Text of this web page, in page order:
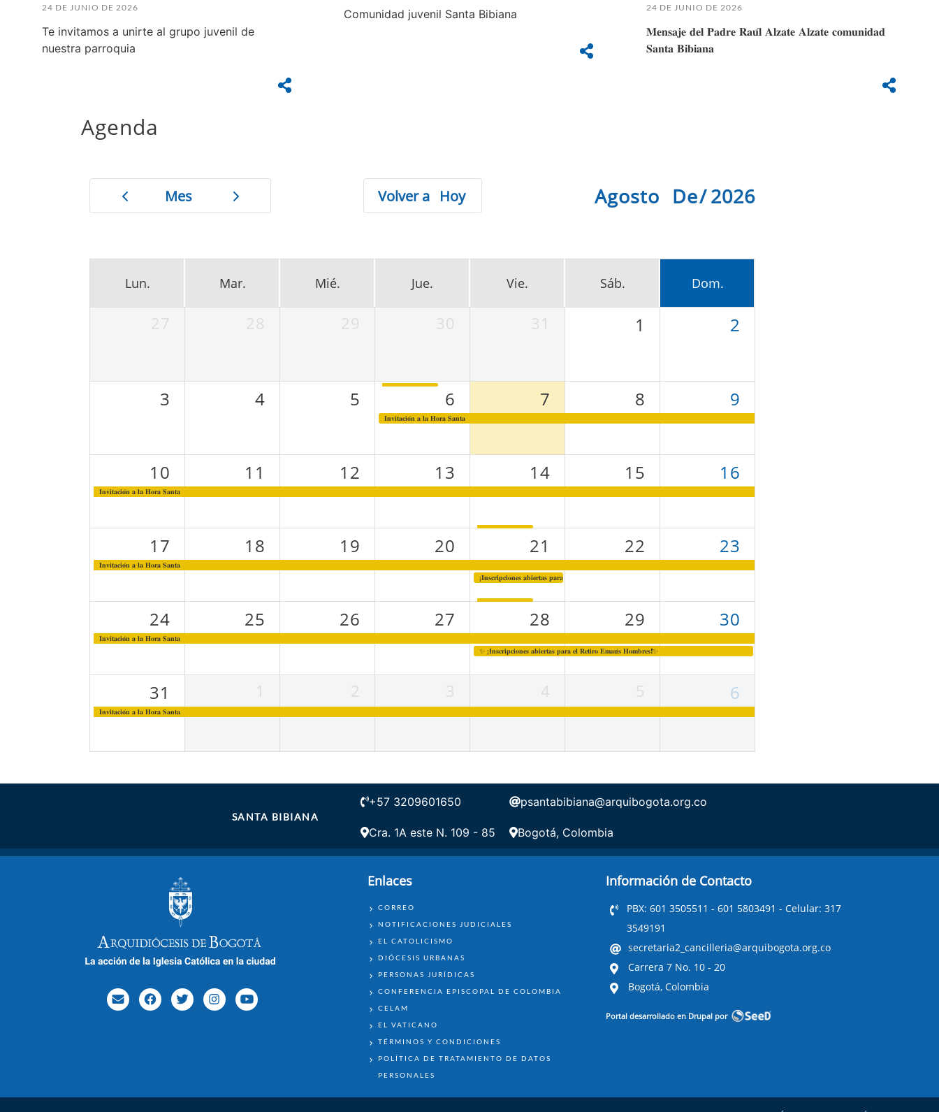
24 DE JUNIO DE 2026
Te invitamos a unirte al grupo juvenil de
nuestra parroquia
Comunidad juvenil Santa Bibiana 24 DE JUNIO DE 2026
𝐌𝐞𝐧𝐬𝐚𝐣𝐞 𝐝𝐞𝐥 𝐏𝐚𝐝𝐫𝐞 𝐑𝐚𝐮́𝐥 𝐀𝐥𝐳𝐚𝐭𝐞 𝐀𝐥𝐳𝐚𝐭𝐞 𝐜𝐨𝐦𝐮𝐧𝐢𝐝𝐚𝐝
𝐒𝐚𝐧𝐭𝐚 𝐁𝐢𝐛𝐢𝐚𝐧𝐚
Agenda
Hoy Agosto De 2026
Mes
Lun. Mar. Mié. Jue. Vie. Sáb. Dom.
27 28 29 30 31 1 2
3 4 5 6 7 8 9
𝐈𝐧𝐯𝐢𝐭𝐚𝐜𝐢𝐨́𝐧 𝐚 𝐥𝐚 𝐇𝐨𝐫𝐚 𝐒𝐚𝐧𝐭𝐚
10 11 12 13 14 15 16
𝐈𝐧𝐯𝐢𝐭𝐚𝐜𝐢𝐨́𝐧 𝐚 𝐥𝐚 𝐇𝐨𝐫𝐚 𝐒𝐚𝐧𝐭𝐚
17 18 19 20 21 22 23
𝐈𝐧𝐯𝐢𝐭𝐚𝐜𝐢𝐨́𝐧 𝐚 𝐥𝐚 𝐇𝐨𝐫𝐚 𝐒𝐚𝐧𝐭𝐚
¡𝐈𝐧𝐬𝐜𝐫𝐢𝐩𝐜𝐢𝐨𝐧𝐞𝐬 𝐚𝐛𝐢𝐞𝐫𝐭𝐚𝐬 𝐩𝐚𝐫𝐚 𝐄𝐦𝐚𝐮́𝐬 𝐌𝐮𝐣𝐞𝐫𝐞𝐬❗
24 25 26 27 28 29 30
𝐈𝐧𝐯𝐢𝐭𝐚𝐜𝐢𝐨́𝐧 𝐚 𝐥𝐚 𝐇𝐨𝐫𝐚 𝐒𝐚𝐧𝐭𝐚
✨ ¡𝐈𝐧𝐬𝐜𝐫𝐢𝐩𝐜𝐢𝐨𝐧𝐞𝐬 𝐚𝐛𝐢𝐞𝐫𝐭𝐚𝐬 𝐩𝐚𝐫𝐚 𝐞𝐥 𝐑𝐞𝐭𝐢𝐫𝐨 𝐄𝐦𝐚𝐮́𝐬 𝐇𝐨𝐦𝐛𝐫𝐞𝐬❗✨
31 1 2 3 4 5 6
𝐈𝐧𝐯𝐢𝐭𝐚𝐜𝐢𝐨́𝐧 𝐚 𝐥𝐚 𝐇𝐨𝐫𝐚 𝐒𝐚𝐧𝐭𝐚
SANTA BIBIANA
+57 3209601650 psantabibiana@arquibogota.org.co
Cra. 1A este N. 109 - 85 Bogotá, Colombia
Enlaces
ENLACES
CORREO
NOTIFICACIONES JUDICIALES
EL CATOLICISMO
DIÓCESIS URBANAS
PERSONAS JURÍDICAS
CONFERENCIA EPISCOPAL DE COLOMBIA
CELAM
EL VATICANO
TÉRMINOS Y CONDICIONES
POLÍTICA DE TRATAMIENTO DE DATOS
PERSONALES
Información de Contacto
PBX: 601 3505511 - 601 5803491 - Celular: 317
3549191
secretaria2_cancilleria@arquibogota.org.co
Carrera 7 No. 10 - 20
Bogotá, Colombia
Portal desarrollado en Drupal por